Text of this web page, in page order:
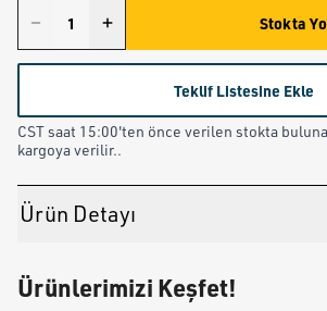
Stokta
Teklif Listesine Ekle
CST saat 15:00'ten önce verilen stokta
kargoya verilir..
Ürün Detayı
Ürünlerimizi Keşfet!